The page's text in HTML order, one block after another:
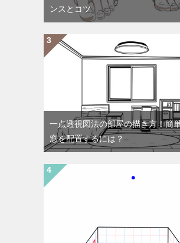
ンスとコツ
一点透視図法の部屋の描き方！簡
窓を配置するには？